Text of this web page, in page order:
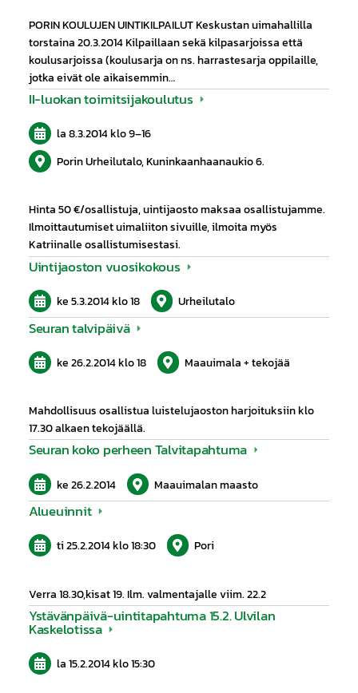
PORIN KOULUJEN UINTIKILPAILUT Keskustan uimahallilla
torstaina 20.3.2014 Kilpaillaan sekä kilpasarjoissa että
koulusarjoissa (koulusarja on ns. harrastesarja oppilaille,
jotka eivät ole aikaisemmin…
II-luokan toimitsijakoulutus
la 8.3.2014klo 9–16
Porin Urheilutalo, Kuninkaanhaanaukio 6.
Hinta 50 €/osallistuja, uintijaosto maksaa osallistujamme.
Ilmoittautumiset uimaliiton sivuille, ilmoita myös
Katriinalle osallistumisestasi.
Uintijaoston vuosikokous
ke 5.3.2014klo 18 Urheilutalo
Seuran talvipäivä
ke 26.2.2014klo 18 Maauimala + tekojää
Mahdollisuus osallistua luistelujaoston harjoituksiin klo
17.30 alkaen tekojäällä.
Seuran koko perheen Talvitapahtuma
ke 26.2.2014 Maauimalan maasto
Alueuinnit
ti 25.2.2014klo 18:30 Pori
Verra 18.30,kisat 19. Ilm. valmentajalle viim. 22.2
Ystävänpäivä-uintitapahtuma 15.2. Ulvilan
Kaskelotissa
la 15.2.2014klo 15:30